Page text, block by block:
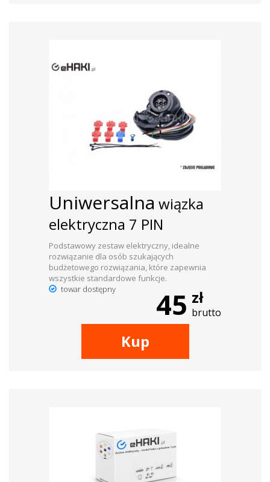
Uniwersalna wiązka
elektryczna 7 PIN
Podstawowy zestaw elektryczny, idealne
rozwiązanie dla osób szukających
budżetowego rozwiązania, które zapewnia
wszystkie standardowe funkcje.
towar dostępny
45 zł
brutto
Kup